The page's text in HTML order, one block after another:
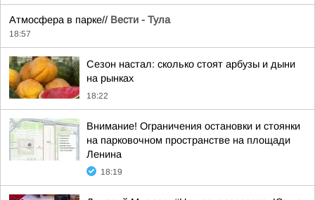
Атмосфера в парке// Вести - Тула
18:57
Сезон настал: сколько стоят арбузы и дыни
на рынках
18:22
Внимание! Ограничения остановки и стоянки
на парковочном пространстве на площади
Ленина
18:19